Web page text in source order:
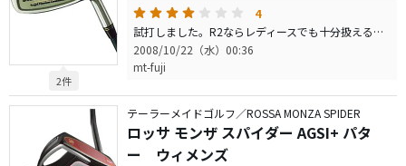
2件
4
試打しました。R2ならレディースでも十分扱えると思います。 打った時の感触（ナイスショットの場合）が全くない！いいのか、悪いのかわかりませんが、その分振りぬく感触は良かったです。 スペック等分からず試打しましたが、た、た、高いんですね。 ん〜〜〜購入は見送るでしょう。
2008/10/22（水）00:36
mt-fuji
テーラーメイドゴルフ／ROSSA MONZA SPIDER
ロッサ モンザ スパイダー AGSI+ パタ
ー ウィメンズ